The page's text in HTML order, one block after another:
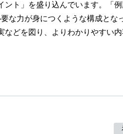
ト」を盛り込んでいます。「
な力が身につくような構成とな
どを図り、よりわかりやすい内